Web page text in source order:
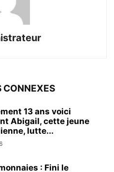
CONNEXES
13 ans voici
Abigail, cette jeune
lutte...
: Fini le